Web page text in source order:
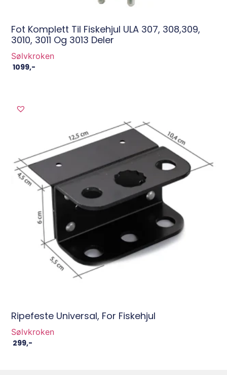
Fot Komplett Til Fiskehjul ULA 307, 308,309,
3010, 3011 Og 3013 Deler
Sølvkroken
1099,-
Ripefeste Universal, For Fiskehjul
Sølvkroken
299,-